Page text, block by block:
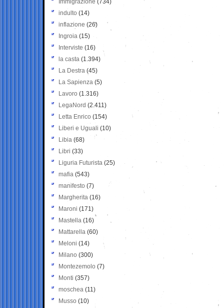
Immigrazione (734)
indulto (14)
inflazione (26)
Ingroia (15)
Interviste (16)
la casta (1.394)
La Destra (45)
La Sapienza (5)
Lavoro (1.316)
LegaNord (2.411)
Letta Enrico (154)
Liberi e Uguali (10)
Libia (68)
Libri (33)
Liguria Futurista (25)
mafia (543)
manifesto (7)
Margherita (16)
Maroni (171)
Mastella (16)
Mattarella (60)
Meloni (14)
Milano (300)
Montezemolo (7)
Monti (357)
moschea (11)
Musso (10)